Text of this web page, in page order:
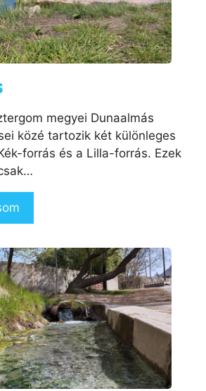
megyei Dunaalmás
közé tartozik két különleges
forrás és a Lilla-forrás. Ezek